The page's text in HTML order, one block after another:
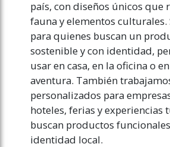
país, con diseños únicos que
fauna y elementos culturales.
para quienes buscan un
sostenible y con identidad,
usar en casa, en la oficina o
aventura. También
personalizados para
hoteles, ferias y experiencias
buscan productos
identidad local.